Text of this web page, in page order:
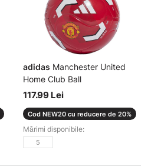
adidas Manchester United
Home Club Ball
Minge
117.99 Lei
Cod NEW20 cu reducere de 20%
Mărimi disponibile:
5